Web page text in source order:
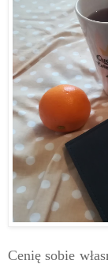
Cenię sobie